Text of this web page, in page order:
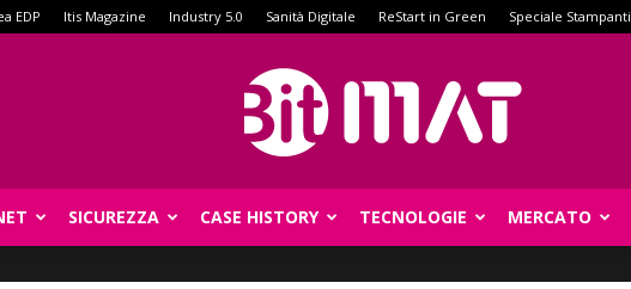
EDP Itis Magazine Industry 5.0 Sanità Digitale ReStart in Green Speciale Stampanti
SICUREZZA CASE HISTORY TECNOLOGIE MERCATO